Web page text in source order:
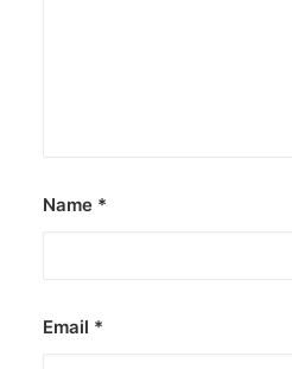
Name *
Email *